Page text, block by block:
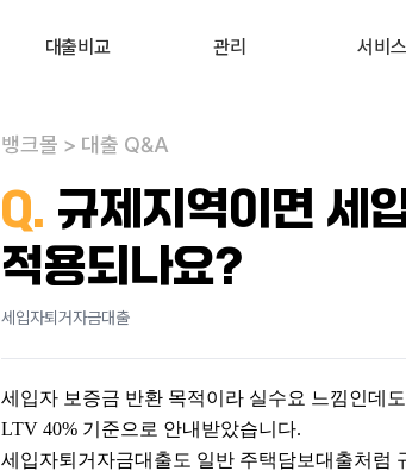
대출비교 관리 서비스
대출상담사 찾기
사업자대출
전세대출
신용대출
개인회생자대출
비주거부동산대출
내 대출 관리
내 부동산 관리
투자 상품
뱅크몰 > 대출 Q&A
Q. 규제지역이면 세
적용되나요?
세입자퇴거자금대출
세입자 보증금 반환 목적이라 실수요 느낌인데도
LTV 40% 기준으로 안내받았습니다.
세입자퇴거자금대출도 일반 주택담보대출처럼